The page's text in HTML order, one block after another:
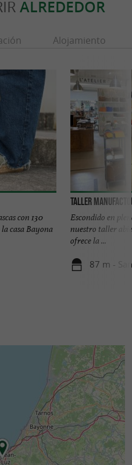
ALREDEDOR
Alojamiento
con 130
casa Bayona
Taller
Escondido en
nuestro taller
ofrece la ...
87 m -